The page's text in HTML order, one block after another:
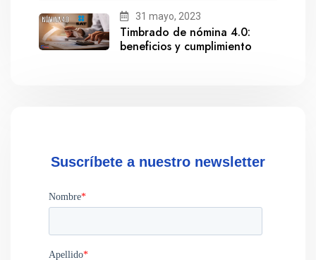
31 mayo, 2023
Timbrado de nómina 4.0:
beneficios y cumplimiento
Suscríbete a nuestro newsletter